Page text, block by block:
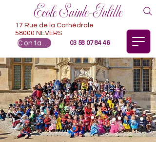
Ecole Sainte-Julitte
03 58 07 84 46
17 Rue de la Cathédrale
58000 NEVERS